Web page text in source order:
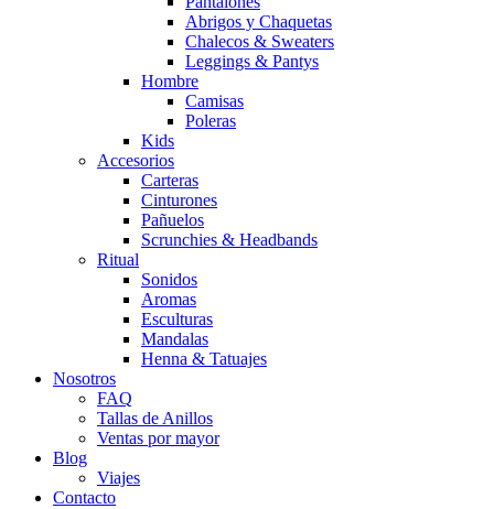
Abrigos y Chaquetas
Chalecos & Sweaters
Leggings & Pantys
Hombre
Camisas
Poleras
Kids
Accesorios
Carteras
Cinturones
Pañuelos
Scrunchies & Headbands
Ritual
Sonidos
Aromas
Esculturas
Mandalas
Henna & Tatuajes
Nosotros
FAQ
Tallas de Anillos
Ventas por mayor
Blog
Viajes
Contacto